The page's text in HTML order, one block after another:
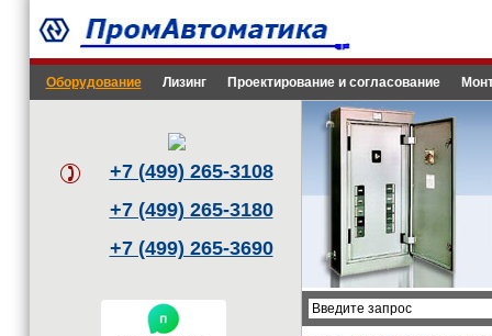
Оборудование Лизинг Проектирование и согласование
+7 (499) 265-3108
+7 (499) 265-3180
+7 (499) 265-3690